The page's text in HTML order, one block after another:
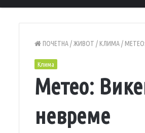
ПОЧЕТНА/ЖИВОТ / КЛИМА/
Клима
Метео:
невреме